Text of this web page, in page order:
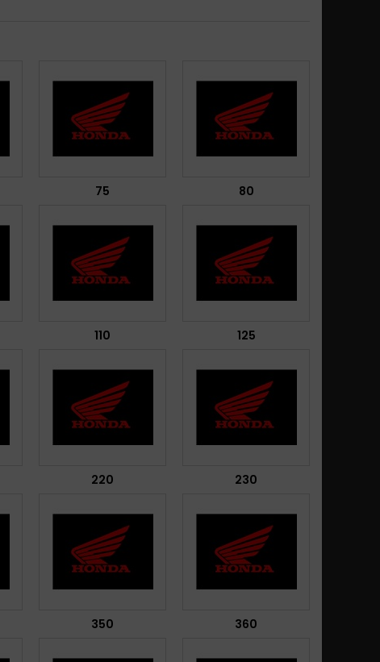
75 80
110 125
220 230
350 360